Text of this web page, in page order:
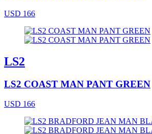
USD 166
LS2
LS2 COAST MAN PANT GREEN
USD 166